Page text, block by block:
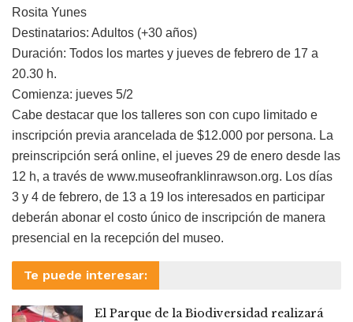
Rosita Yunes
Destinatarios: Adultos (+30 años)
Duración: Todos los martes y jueves de febrero de 17 a
20.30 h.
Comienza: jueves 5/2
Cabe destacar que los talleres son con cupo limitado e
inscripción previa arancelada de $12.000 por persona. La
preinscripción será online, el jueves 29 de enero desde las
12 h, a través de www.museofranklinrawson.org. Los días
3 y 4 de febrero, de 13 a 19 los interesados en participar
deberán abonar el costo único de inscripción de manera
presencial en la recepción del museo.
Te puede interesar:
El Parque de la Biodiversidad realizará